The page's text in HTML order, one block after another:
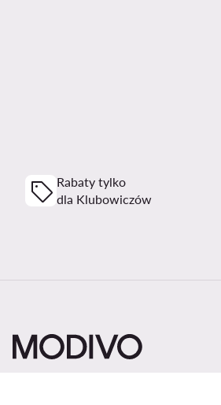
Rabaty tylko
dla Klubowiczów